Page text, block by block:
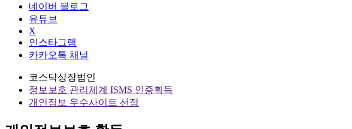
네이버 블로그
유튜브
X
인스타그램
카카오톡 채널
코스닥상장법인
정보보호 관리체계 ISMS 인증획득
개인정보 우수사이트 선정